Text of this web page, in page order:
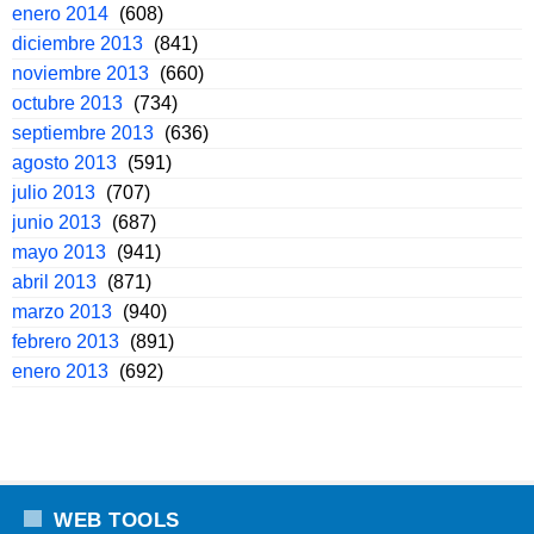
enero 2014 (608)
diciembre 2013 (841)
noviembre 2013 (660)
octubre 2013 (734)
septiembre 2013 (636)
agosto 2013 (591)
julio 2013 (707)
junio 2013 (687)
mayo 2013 (941)
abril 2013 (871)
marzo 2013 (940)
febrero 2013 (891)
enero 2013 (692)
WEB TOOLS